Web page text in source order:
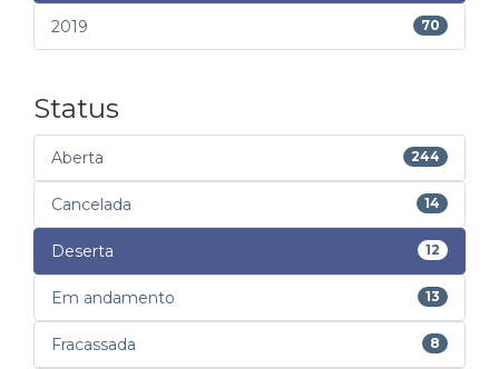
2019 70
Status
Aberta 244
Cancelada 14
Deserta 12
Em andamento 13
Fracassada 8